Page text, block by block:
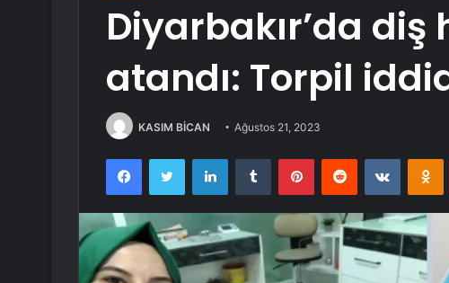
Diyarbakır’da
atandı: Torpil
KASIM BİCAN Ağustos 21, 2023
FacebookTwitter LinkedInTumblr PinterestReddit